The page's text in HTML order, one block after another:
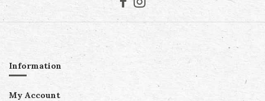
Information
My Account